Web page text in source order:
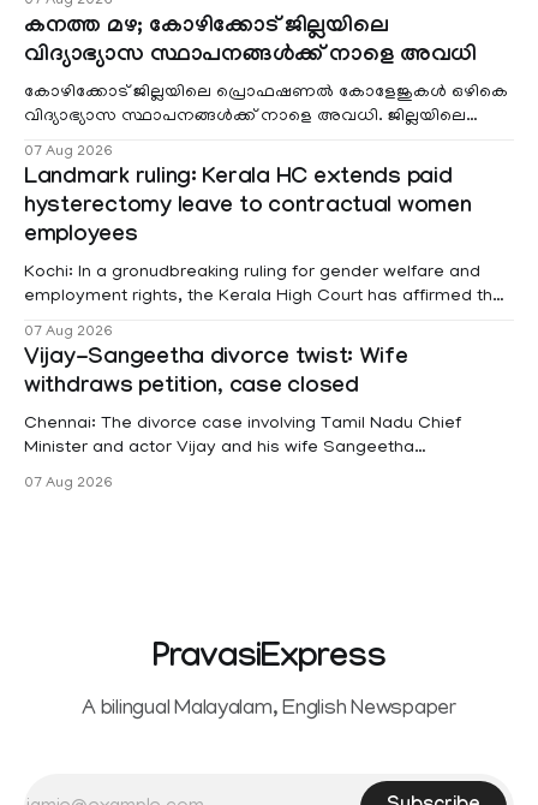
കനത്ത മഴ; കോഴിക്കോട് ജില്ലയിലെ
വിദ്യാഭ്യാസ സ്ഥാപനങ്ങൾക്ക് നാളെ അവധി
കോഴിക്കോട് ജില്ലയിലെ പ്രൊഫഷണൽ കോളേജുകൾ ഒഴികെ
വിദ്യാഭ്യാസ സ്ഥാപനങ്ങൾക്ക് നാളെ അവധി. ജില്ലയിലെ
07 Aug 2026
Landmark ruling: Kerala HC extends paid
hysterectomy leave to contractual women
employees
Kochi: In a gronudbreaking ruling for gender welfare and
employment rights, the Kerala High Court has affirmed that
projects are eligible for paid medical leave following
hysterectomy surgery under the Kerala Service Rules
(KSR). The court noted that since essential benefits like
maternity
07 Aug 2026
Vijay-Sangeetha divorce twist: Wife
withdraws petition, case closed
Chennai: The divorce case involving Tamil Nadu Chief
Minister and actor Vijay and his wife Sangeetha
Sowrnalingam has taken a new turn after Sangeetha
07 Aug 2026
PravasiExpress
A bilingual Malayalam, English Newspaper